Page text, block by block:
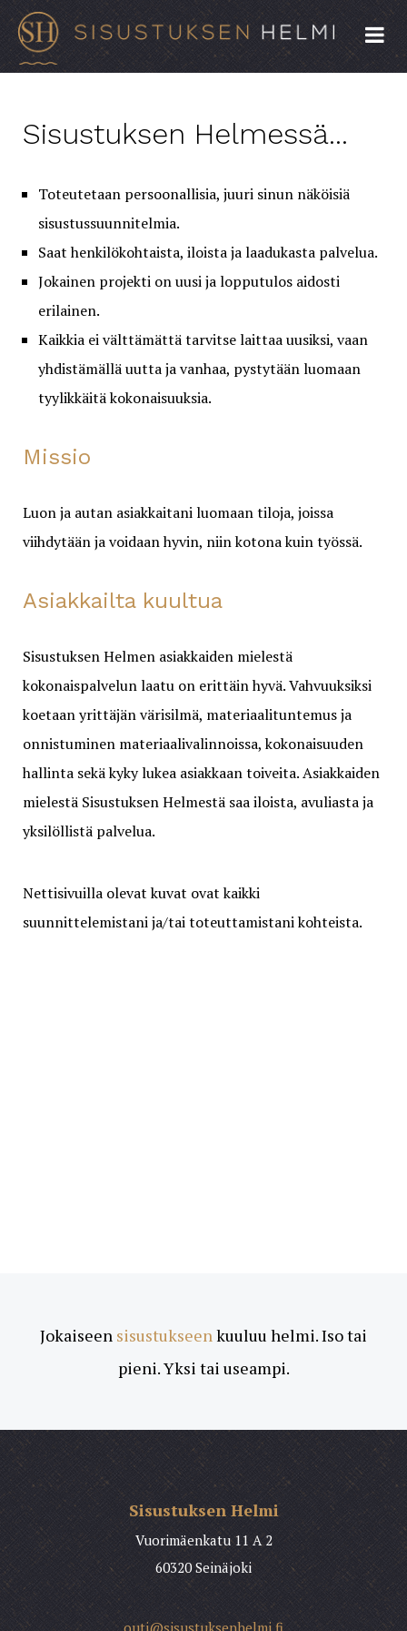
Sisustuksen Helmessä...
Toteutetaan persoonallisia, juuri sinun näköisiä
sisustussuunnitelmia.
Saat henkilökohtaista, iloista ja laadukasta palvelua.
Jokainen projekti on uusi ja lopputulos aidosti
erilainen.
Kaikkia ei välttämättä tarvitse laittaa uusiksi, vaan
yhdistämällä uutta ja vanhaa, pystytään luomaan
tyylikkäitä kokonaisuuksia.
Missio
Luon ja autan asiakkaitani luomaan tiloja, joissa
viihdytään ja voidaan hyvin, niin kotona kuin työssä.
Asiakkailta kuultua
Sisustuksen Helmen asiakkaiden mielestä
kokonaispalvelun laatu on erittäin hyvä. Vahvuuksiksi
koetaan yrittäjän värisilmä, materiaalituntemus ja
onnistuminen materiaalivalinnoissa, kokonaisuuden
hallinta sekä kyky lukea asiakkaan toiveita. Asiakkaiden
mielestä Sisustuksen Helmestä saa iloista, avuliasta ja
yksilöllistä palvelua.
Nettisivuilla olevat kuvat ovat kaikki
suunnittelemistani ja/tai toteuttamistani kohteista.
Jokaiseen sisustukseenkuuluu helmi. Iso tai
pieni. Yksi tai useampi.
Sisustuksen Helmi
Vuorimäenkatu 11 A 2
60320 Seinäjoki
outi@sisustuksenhelmi.fi